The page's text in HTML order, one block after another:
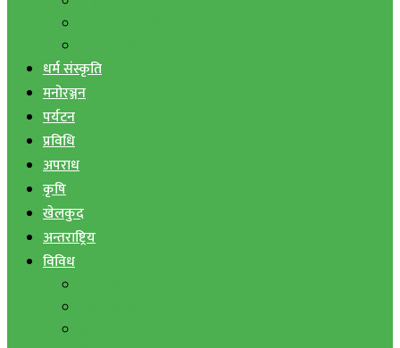
धर्म संस्कृति
मनोरञ्जन
पर्यटन
प्रविधि
अपराध
कृषि
खेलकुद
अन्तराष्ट्रिय
विविध